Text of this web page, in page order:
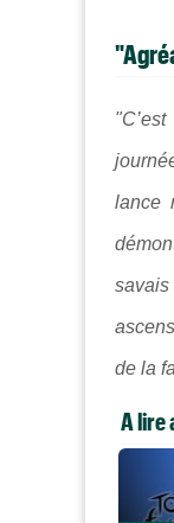
lance
savais
de la
A lire